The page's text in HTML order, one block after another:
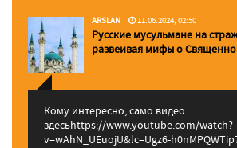
ARSLAN 11.06.2024, 02:50
Русские мусульмане на
pазвеивая мифы о
Кому интересно, само видео
здесьhttps://www.youtube.com/watch?
v=wAhN_UEuojU&lc=Ugz6-